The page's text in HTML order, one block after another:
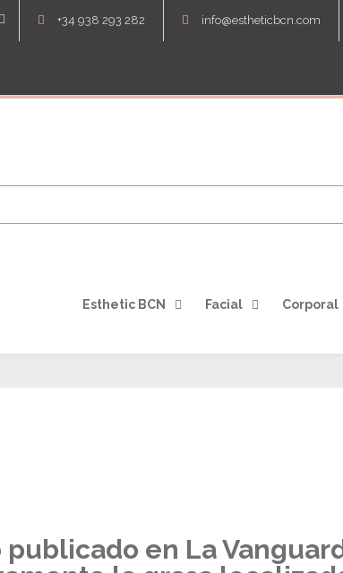
+34 938 293 282 info@estheticbcn.com
Esthetic BCN Facial Corporal
en La